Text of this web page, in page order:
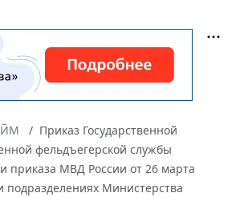
Приказ Государственной
фельдъегерской службы
приказа МВД России от 26 марта
Министерства